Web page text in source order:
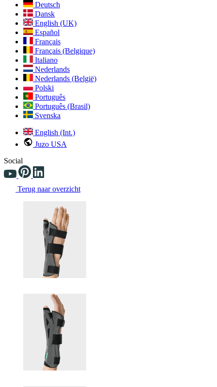
Deutsch
Dansk
English (UK)
Español
Français
Français (Belgique)
Italiano
Nederlands
Nederlands (België)
Polski
Português
Português (Brasil)
Svenska
English (Int.)
Juzo USA
Social
Terug naar overzicht